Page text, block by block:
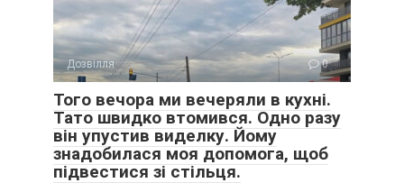
Дозвілля 0
Того вечора ми вечеряли в кухні.
Тато швидко втомився. Одно разу
він упустив виделку. Йому
знадобилася моя допомога, щоб
підвестися зі стільця.